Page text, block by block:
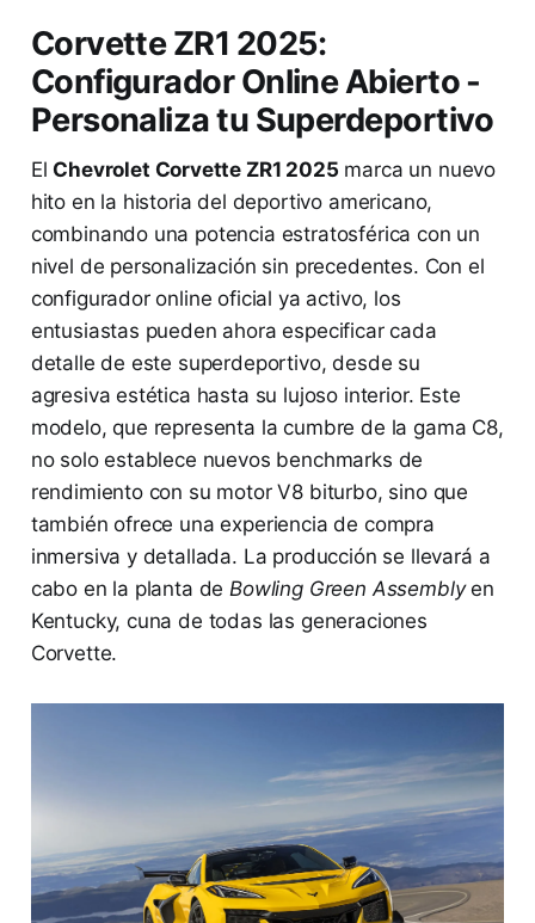
Corvette ZR1 2025:
Configurador Online Abierto -
Personaliza tu Superdeportivo
El Chevrolet Corvette ZR1 2025 marca un nuevo
hito en la historia del deportivo americano,
combinando una potencia estratosférica con un
nivel de personalización sin precedentes. Con el
configurador online oficial ya activo, los
entusiastas pueden ahora especificar cada
detalle de este superdeportivo, desde su
agresiva estética hasta su lujoso interior. Este
modelo, que representa la cumbre de la gama C8,
no solo establece nuevos benchmarks de
rendimiento con su motor V8 biturbo, sino que
también ofrece una experiencia de compra
inmersiva y detallada. La producción se llevará a
cabo en la planta deBowling Green Assemblyen
Kentucky, cuna de todas las generaciones
Corvette.